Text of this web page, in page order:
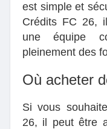
est simple et
Crédits FC 26,
une équipe
pleinement des
Où acheter
Si vous
26, il peut être